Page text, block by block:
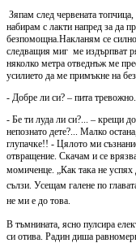
Зяпам след червената
набирам с лакти напред за да
безпомощна.Накланям се
следващия миг ме издърпват
няколко метра отведнъж ме
усилието да ме примъкне на
- Добре ли си? – пита тревожно.
- Бе ти луда ли си?... – крещи
непознато дете?... Малко
глупачке!! - Цялото ми
отвращение. Скачам и се
момиченце. „Как така не
сълзи. Усещам галене по
не ми е до това.
В тъмнината, ясно пулсира
си отива. Радин диша